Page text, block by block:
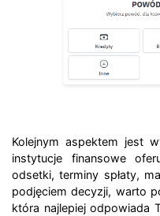
Kolejnym aspektem jest
instytucje finansowe
odsetki, terminy spłaty,
podjęciem decyzji, warto
która najlepiej odpowiada